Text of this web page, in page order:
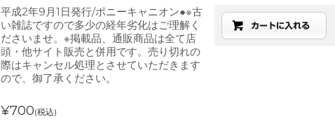
平成2年9月1日発行/ポニーキャニオン●※古
い雑誌ですので多少の経年劣化はご理解く
ださいませ。※掲載品、通販商品は全て店
頭・他サイト販売と併用です。売り切れの
際はキャンセル処理とさせていただきます
ので、御了承ください。
¥700(税込)